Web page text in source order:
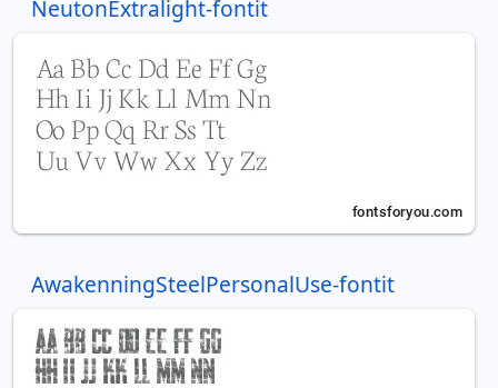
NeutonExtralight-fontit
AwakenningSteelPersonalUse-fontit